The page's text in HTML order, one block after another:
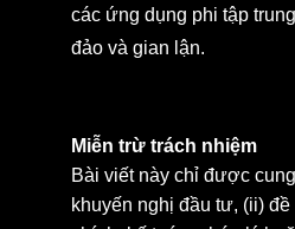
các ứng dụng phi tập
đảo và gian lận.
Miễn trừ trách nhiệm
Bài viết này chỉ được
khuyến nghị đầu tư, (ii)